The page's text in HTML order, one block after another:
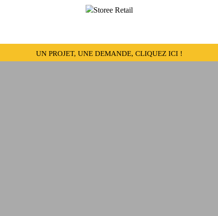
UN PROJET, UNE DEMANDE, CLIQUEZ ICI !